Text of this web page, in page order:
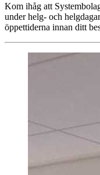
Kom ihåg att
under helg- och
öppettiderna innan ditt